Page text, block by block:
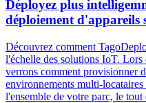
Déployez plus
déploiement d'appareils
Découvrez comment
l'échelle des solutions IoT. Lors
verrons comment provisionner
environnements multi-
l'ensemble de votre parc, le